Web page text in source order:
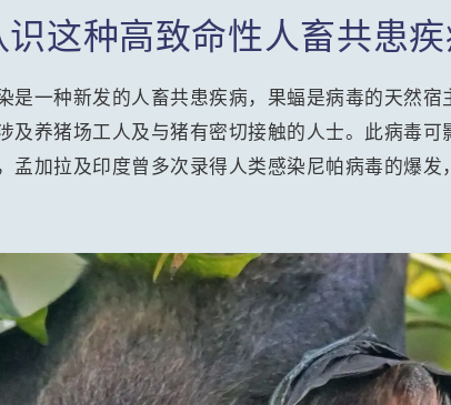
这种高致命性人畜共患
是一种新发的人畜共患疾病，果蝠是病毒的天然
及养猪场工人及与猪有密切接触的人士。此病毒
孟加拉及印度曾多次录得人类感染尼帕病毒的爆